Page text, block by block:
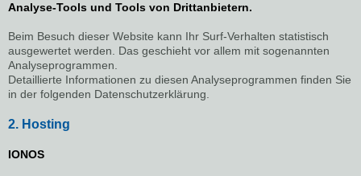
Analyse-Tools und Tools von Drittanbietern.
Beim Besuch dieser Website kann Ihr Surf-Verhalten statistisch
ausgewertet werden. Das geschieht vor allem mit sogenannten
Analyseprogrammen.
Detaillierte Informationen zu diesen Analyseprogrammen finden Sie
in der folgenden Datenschutzerklärung.
2. Hosting
IONOS